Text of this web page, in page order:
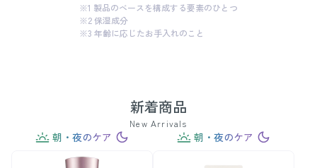
※1 製品のベースを構成する要素のひとつ
※2 保湿成分
※3 年齢に応じたお手入れのこと
新着商品
New Arrivals
朝・夜のケア 朝・夜のケア